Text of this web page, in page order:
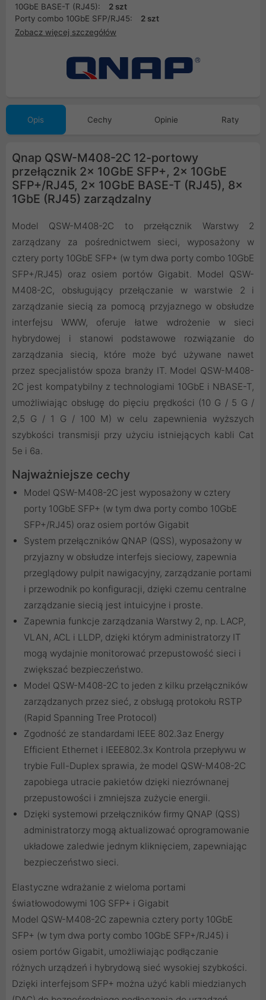
10GbE BASE-T (RJ45):
2 szt
Porty combo 10GbE SFP/RJ45:
2 szt
Zobacz więcej szczegółów
Opis Cechy Opinie Raty
Qnap QSW-M408-2C 12-portowy
przełącznik 2x 10GbE SFP+, 2x 10GbE
SFP+/RJ45, 2x 10GbE BASE-T (RJ45), 8x
1GbE (RJ45) zarządzalny
Model QSW-M408-2C to przełącznik Warstwy 2
zarządzany za pośrednictwem sieci, wyposażony w
cztery porty 10GbE SFP+ (w tym dwa porty combo 10GbE
SFP+/RJ45) oraz osiem portów Gigabit. Model QSW-
M408-2C, obsługujący przełączanie w warstwie 2 i
zarządzanie siecią za pomocą przyjaznego w obsłudze
interfejsu WWW, oferuje łatwe wdrożenie w sieci
hybrydowej i stanowi podstawowe rozwiązanie do
zarządzania siecią, które może być używane nawet
przez specjalistów spoza branży IT. Model QSW-M408-
2C jest kompatybilny z technologiami 10GbE i NBASE-T,
umożliwiając obsługę do pięciu prędkości (10 G / 5 G /
2,5 G / 1 G / 100 M) w celu zapewnienia wyższych
szybkości transmisji przy użyciu istniejących kabli Cat
5e i 6a.
Najważniejsze cechy
Model QSW-M408-2C jest wyposażony w cztery
porty 10GbE SFP+ (w tym dwa porty combo 10GbE
SFP+/RJ45) oraz osiem portów Gigabit
System przełączników QNAP (QSS), wyposażony w
przyjazny w obsłudze interfejs sieciowy, zapewnia
przeglądowy pulpit nawigacyjny, zarządzanie portami
i przewodnik po konfiguracji, dzięki czemu centralne
zarządzanie siecią jest intuicyjne i proste.
Zapewnia funkcje zarządzania Warstwy 2, np. LACP,
VLAN, ACL i LLDP, dzięki którym administratorzy IT
mogą wydajnie monitorować przepustowość sieci i
zwiększać bezpieczeństwo.
Model QSW-M408-2C to jeden z kilku przełączników
zarządzanych przez sieć, z obsługą protokołu RSTP
(Rapid Spanning Tree Protocol)
Zgodność ze standardami IEEE 802.3az Energy
Efficient Ethernet i IEEE802.3x Kontrola przepływu w
trybie Full-Duplex sprawia, że model QSW-M408-2C
zapobiega utracie pakietów dzięki niezrównanej
przepustowości i zmniejsza zużycie energii.
Dzięki systemowi przełączników firmy QNAP (QSS)
administratorzy mogą aktualizować oprogramowanie
układowe zaledwie jednym kliknięciem, zapewniając
bezpieczeństwo sieci.
Elastyczne wdrażanie z wieloma portami
światłowodowymi 10G SFP+ i Gigabit
Model QSW-M408-2C zapewnia cztery porty 10GbE
SFP+ (w tym dwa porty combo 10GbE SFP+/RJ45) i
osiem portów Gigabit, umożliwiając podłączanie
różnych urządzeń i hybrydową sieć wysokiej szybkości.
Dzięki interfejsom SFP+ można użyć kabli miedzianych